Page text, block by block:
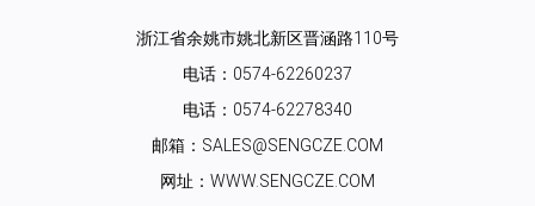
浙江省余姚市姚北新区晋涵路110号
电话：0574-62260237
电话：0574-62278340
邮箱：SALES@SENGCZE.COM
网址：WWW.SENGCZE.COM